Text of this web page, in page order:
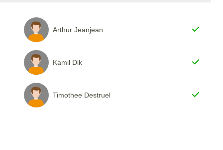
Arthur Jeanjean
Kamil Dik
Timothee Destruel